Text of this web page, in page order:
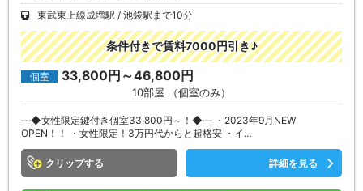
東武東上線成増駅
池袋駅まで10分
条件付きで賃料7000円引き♪
個室 33,800円～46,800円
10部屋 （個室のみ）
―◆女性限定鍵付き個室33,800円～！◆― ・2023年9月NEW
OPEN！！ ・女性限定！3万円代からと超格安 ・イ…
クリップ 詳細を見る